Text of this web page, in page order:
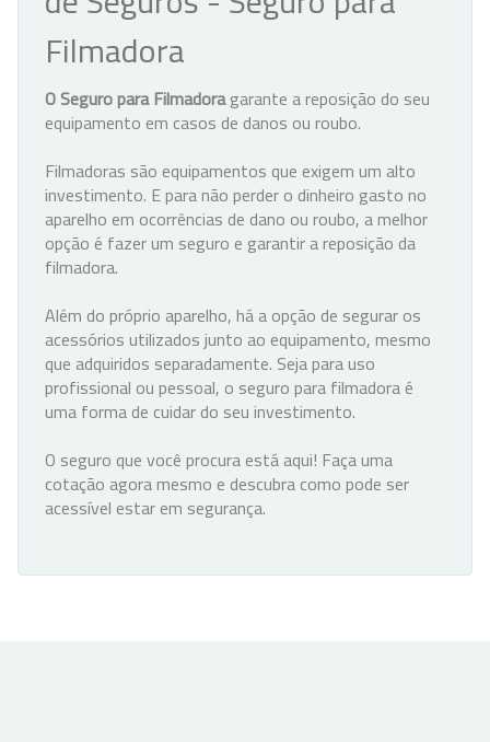
Filmadora
O Seguro para Filmadoragarante a reposição do seu
equipamento em casos de danos ou roubo.
Filmadoras são equipamentos que exigem um alto
investimento. E para não perder o dinheiro gasto no
aparelho em ocorrências de dano ou roubo, a melhor
opção é fazer um seguro e garantir a reposição da
filmadora.
Além do próprio aparelho, há a opção de segurar os
acessórios utilizados junto ao equipamento, mesmo
que adquiridos separadamente. Seja para uso
profissional ou pessoal, o seguro para filmadora é
uma forma de cuidar do seu investimento.
O seguro que você procura está aqui! Faça uma
cotação agora mesmo e descubra como pode ser
acessível estar em segurança.